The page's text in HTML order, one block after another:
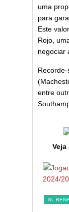
uma
para
Este
Rojo,
negociar
entre
Veja
SL